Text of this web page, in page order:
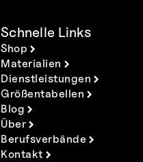
Schnelle Links
Shop
Materialien
Dienstleistungen
Größentabellen
Blog
Über
Berufsverbände
Kontakt